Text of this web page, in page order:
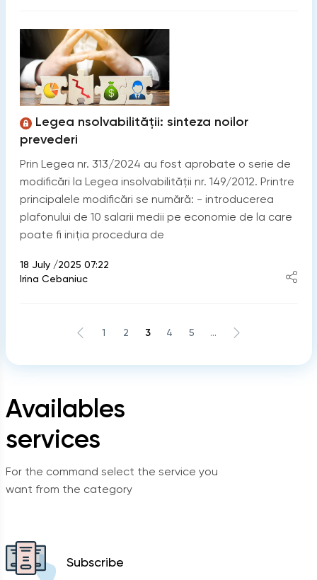
Availables
services
For the command select the service you
want from the category
Subscribe
Legea nsolvabilității: sinteza noilor
prevederi
Prin Legea nr. 313/2024 au fost aprobate o serie de
modificări la Legea insolvabilității nr. 149/2012. Printre
principalele modificări se numără: - introducerea
plafonului de 10 salarii medii pe economie de la care
poate fi iniția procedura de
18 July /2025 07:22
Irina Cebaniuc
1 2 3 4 5 ...